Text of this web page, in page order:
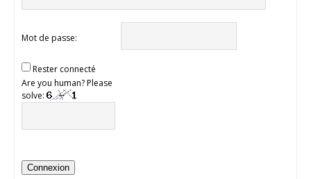
Mot de passe:
Rester connecté
Are you human? Please
solve:
Connexion